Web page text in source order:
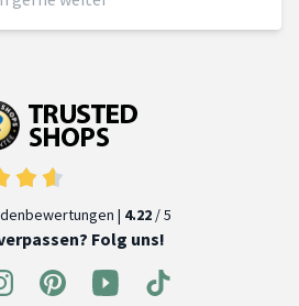
| 4.22 / 5
Folg uns!